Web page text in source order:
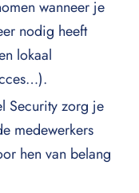
wanneer je
nodig heeft
lokaal
Security zorg je
medewerkers
hen van belang